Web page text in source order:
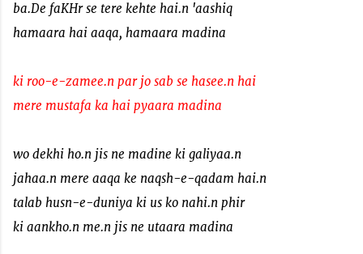
ba.De faKHr se tere kehte hai.n 'aashiq
hamaara hai aaqa, hamaara madina
ki roo-e-zamee.n par jo sab se hasee.n hai
mere mustafa ka hai pyaara madina
wo dekhi ho.n jis ne madine ki galiyaa.n
jahaa.n mere aaqa ke naqsh-e-qadam hai.n
talab husn-e-duniya ki us ko nahi.n phir
ki aankho.n me.n jis ne utaara madina